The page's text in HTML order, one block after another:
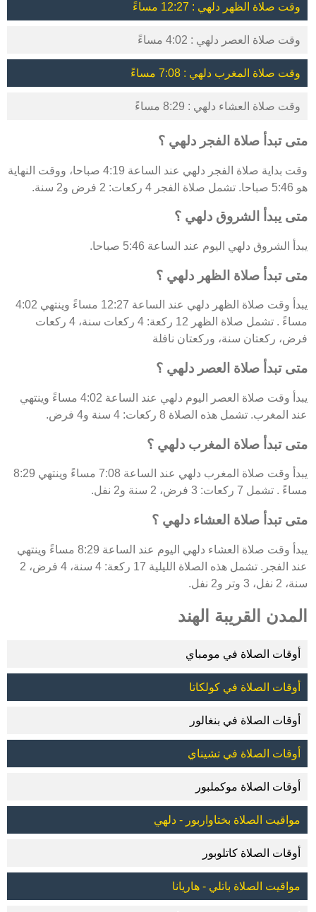
وقت صلاة الظهر دلهي : 12:27 مساءً
وقت صلاة العصر دلهي : 4:02 مساءً
وقت صلاة المغرب دلهي : 7:08 مساءً
وقت صلاة العشاء دلهي : 8:29 مساءً
متى تبدأ صلاة الفجر دلهي ؟
وقت بداية صلاة الفجر دلهي عند الساعة 4:19 صباحا، ووقت النهاية
هو 5:46 صباحا. تشمل صلاة الفجر 4 ركعات: 2 فرض و2 سنة.
متى يبدأ الشروق دلهي ؟
يبدأ الشروق دلهي اليوم عند الساعة 5:46 صباحا.
متى تبدأ صلاة الظهر دلهي ؟
يبدأ وقت صلاة الظهر دلهي عند الساعة 12:27 مساءً وينتهي 4:02
مساءً . تشمل صلاة الظهر 12 ركعة: 4 ركعات سنة، 4 ركعات
فرض، ركعتان سنة، وركعتان نافلة
متى تبدأ صلاة العصر دلهي ؟
يبدأ وقت صلاة العصر اليوم دلهي عند الساعة 4:02 مساءً وينتهي
عند المغرب. تشمل هذه الصلاة 8 ركعات: 4 سنة و4 فرض.
متى تبدأ صلاة المغرب دلهي ؟
يبدأ وقت صلاة المغرب دلهي عند الساعة 7:08 مساءً وينتهي 8:29
مساءً . تشمل 7 ركعات: 3 فرض، 2 سنة و2 نفل.
متى تبدأ صلاة العشاء دلهي ؟
يبدأ وقت صلاة العشاء دلهي اليوم عند الساعة 8:29 مساءً وينتهي
عند الفجر. تشمل هذه الصلاة الليلية 17 ركعة: 4 سنة، 4 فرض، 2
سنة، 2 نفل، 3 وتر و2 نفل.
المدن القريبة الهند
أوقات الصلاة في مومباي
أوقات الصلاة في كولكاتا
أوقات الصلاة في بنغالور
أوقات الصلاة في تشيناي
أوقات الصلاة موكملبور
مواقيت الصلاة بختاواربور - دلهي
أوقات الصلاة كاتلوبور
مواقيت الصلاة باتلي - هاريانا